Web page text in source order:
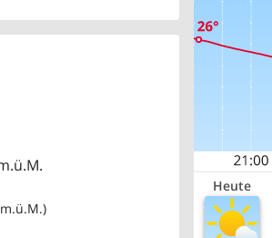
Heute